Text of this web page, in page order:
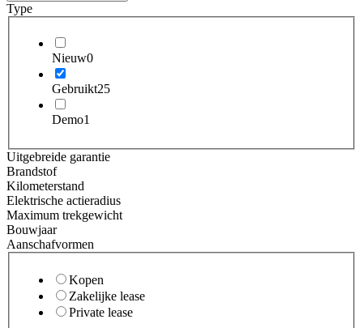
Type
Nieuw0
Gebruikt25
Demo1
Uitgebreide garantie
Brandstof
Kilometerstand
Elektrische actieradius
Maximum trekgewicht
Bouwjaar
Aanschafvormen
Kopen
Zakelijke lease
Private lease